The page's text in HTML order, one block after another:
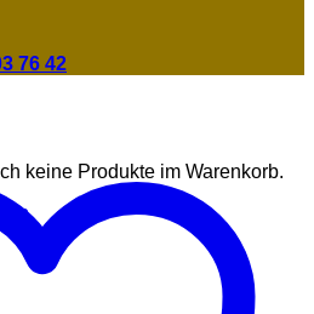
keine Produkte im Warenkorb.
76 42